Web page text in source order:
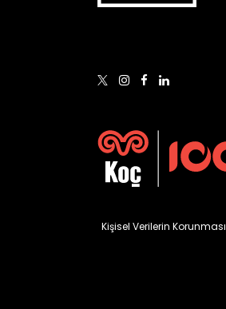
Kişisel Verilerin Korunması